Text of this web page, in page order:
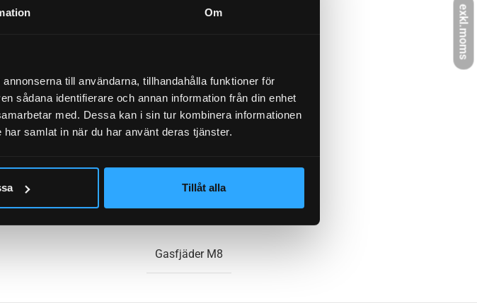
Om
till användarna, tillhandahålla funktioner för
sådana identifierare och annan information från din enhet
med. Dessa kan i sin tur kombinera informationen
samlat in när du har använt deras tjänster.
Tillåt alla
exkl.moms
500 N
6814249
370 mm
0,520 kg
Gasfjäder M8